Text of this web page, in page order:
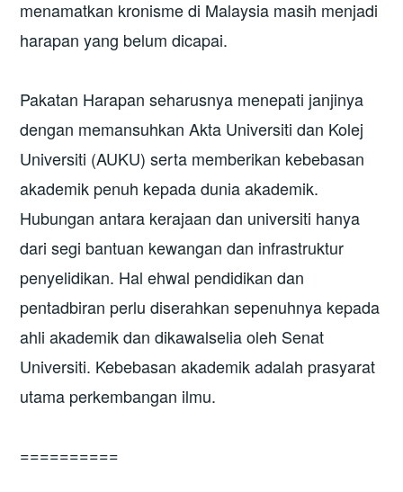
menamatkan kronisme di Malaysia masih menjadi
harapan yang belum dicapai.
Pakatan Harapan seharusnya menepati janjinya
dengan memansuhkan Akta Universiti dan Kolej
Universiti (AUKU) serta memberikan kebebasan
akademik penuh kepada dunia akademik.
Hubungan antara kerajaan dan universiti hanya
dari segi bantuan kewangan dan infrastruktur
penyelidikan. Hal ehwal pendidikan dan
pentadbiran perlu diserahkan sepenuhnya kepada
ahli akademik dan dikawalselia oleh Senat
Universiti. Kebebasan akademik adalah prasyarat
utama perkembangan ilmu.
==========